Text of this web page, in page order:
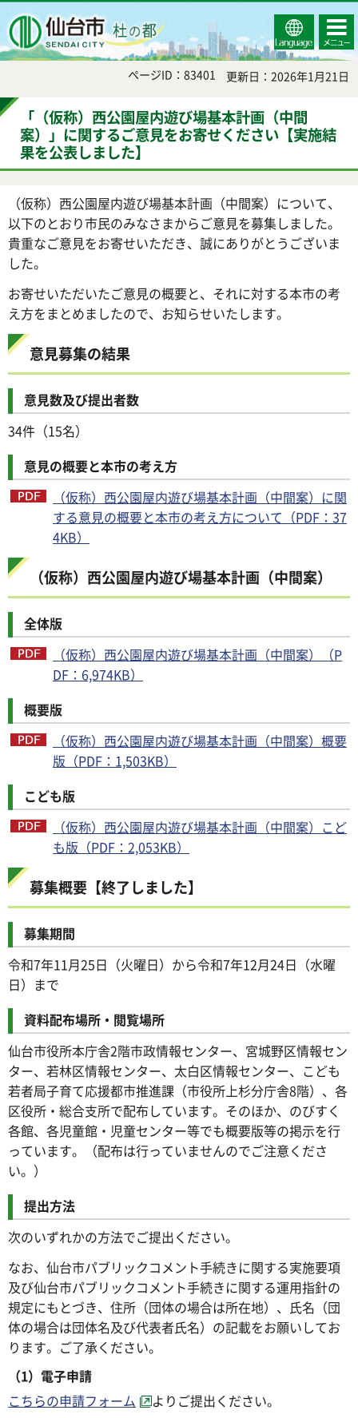
Select
Language
コンテ
ンツメ
ニュー
ページID：83401 更新日：2026年1月21日
「（仮称）西公園屋内遊び場基本計画（中間
案）」に関するご意見をお寄せください【実施結
果を公表しました】
（仮称）西公園屋内遊び場基本計画（中間案）について、
以下のとおり市民のみなさまからご意見を募集しました。
貴重なご意見をお寄せいただき、誠にありがとうございま
した。
お寄せいただいたご意見の概要と、それに対する本市の考
え方をまとめましたので、お知らせいたします。
意見募集の結果
意見数及び提出者数
34件（15名）
意見の概要と本市の考え方
（仮称）西公園屋内遊び場基本計画（中間案）に関
する意見の概要と本市の考え方について（PDF：37
4KB）
（仮称）西公園屋内遊び場基本計画（中間案）
全体版
（仮称）西公園屋内遊び場基本計画（中間案）（P
DF：6,974KB）
概要版
（仮称）西公園屋内遊び場基本計画（中間案）概要
版（PDF：1,503KB）
こども版
（仮称）西公園屋内遊び場基本計画（中間案）こど
も版（PDF：2,053KB）
募集概要【終了しました】
募集期間
令和7年11月25日（火曜日）から令和7年12月24日（水曜
日）まで
資料配布場所・閲覧場所
仙台市役所本庁舎2階市政情報センター、宮城野区情報セン
ター、若林区情報センター、太白区情報センター、こども
若者局子育て応援都市推進課（市役所上杉分庁舎8階）、各
区役所・総合支所で配布しています。そのほか、のびすく
各館、各児童館・児童センター等でも概要版等の掲示を行
っています。（配布は行っていませんのでご注意くださ
い。）
提出方法
次のいずれかの方法でご提出ください。
なお、仙台市パブリックコメント手続きに関する実施要項
及び仙台市パブリックコメント手続きに関する運用指針の
規定にもとづき、住所（団体の場合は所在地）、氏名（団
体の場合は団体名及び代表者氏名）の記載をお願いしてお
ります。ご了承ください。
（1）電子申請
こちらの申請フォーム
よりご提出ください。